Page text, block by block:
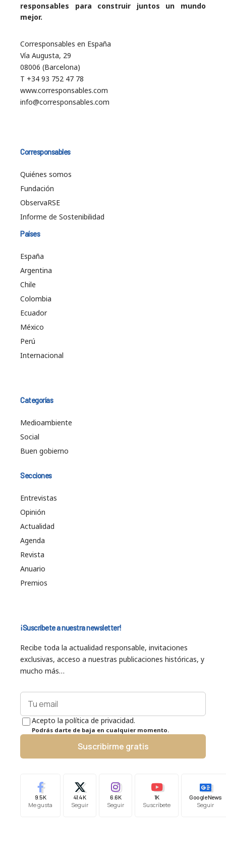
responsables para construir juntos un mundo
mejor.
Corresponsables en España
Vía Augusta, 29
08006 (Barcelona)
T +34 93 752 47 78
www.corresponsables.com
info@corresponsables.com
Corresponsables
Quiénes somos
Fundación
ObservaRSE
Informe de Sostenibilidad
Países
España
Argentina
Chile
Colombia
Ecuador
México
Perú
Internacional
Categorías
Medioambiente
Social
Buen gobierno
Secciones
Entrevistas
Opinión
Actualidad
Agenda
Revista
Anuario
Premios
¡Suscríbete a nuestra newsletter!
Recibe toda la actualidad responsable, invitaciones
exclusivas, acceso a nuestras publicaciones históricas, y
mucho más…
Acepto la política de privacidad.
Podrás darte de baja en cualquier momento.
Suscribirme gratis
9.5K
Me gusta
41.4K
Seguir
6.6K
Seguir
1K
Suscríbete
Google News
Seguir